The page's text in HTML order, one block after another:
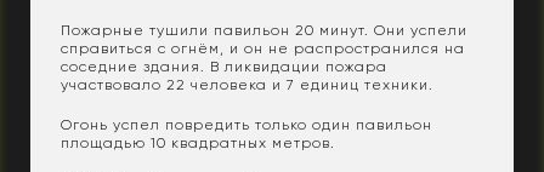
Пожарные тушили павильон 20 минут. Они успели
справиться с огнём, и он не распространился на
соседние здания. В ликвидации пожара
участвовало 22 человека и 7 единиц техники.
Огонь успел повредить только один павильон
площадью 10 квадратных метров.